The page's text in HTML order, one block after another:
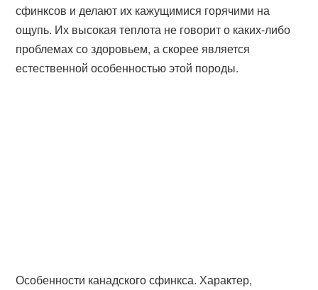
сфинксов и делают их кажущимися горячими на
ощупь. Их высокая теплота не говорит о каких-либо
проблемах со здоровьем, а скорее является
естественной особенностью этой породы.
Особенности канадского сфинкса. Характер,